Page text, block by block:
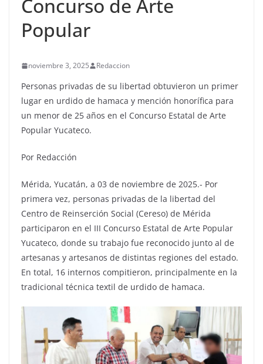
Concurso de Arte
Popular
noviembre 3, 2025 Redaccion
Personas privadas de su libertad obtuvieron un primer
lugar en urdido de hamaca y mención honorífica para
un menor de 25 años en el Concurso Estatal de Arte
Popular Yucateco.
Por Redacción
Mérida, Yucatán, a 03 de noviembre de 2025.- Por
primera vez, personas privadas de la libertad del
Centro de Reinserción Social (Cereso) de Mérida
participaron en el III Concurso Estatal de Arte Popular
Yucateco, donde su trabajo fue reconocido junto al de
artesanas y artesanos de distintas regiones del estado.
En total, 16 internos compitieron, principalmente en la
tradicional técnica textil de urdido de hamaca.